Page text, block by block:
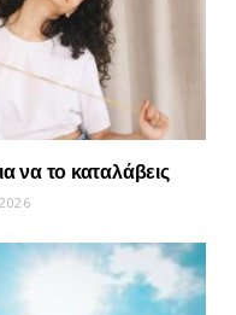
να το καταλάβεις